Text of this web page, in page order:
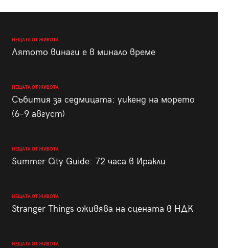
НЕЩАТА ОТ ЖИВОТА
Лятото винаги е в минало време
НЕЩАТА ОТ ЖИВОТА
Събития за седмицата: уикенд на морето
(6–9 август)
НЕЩАТА ОТ ЖИВОТА
Summer City Guide: 72 часа в Иракли
НЕЩАТА ОТ ЖИВОТА
Stranger Things оживява на сцената в НДК
НЕЩАТА ОТ ЖИВОТА